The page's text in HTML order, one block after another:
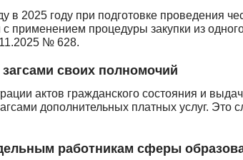
в 2025 году при подготовке проведения
применением процедуры закупки из
№ 628.
своих полномочий
актов гражданского состояния и
дополнительных платных услуг. Это
работникам сферы